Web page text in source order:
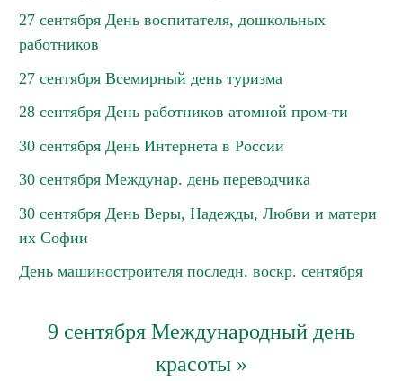
27 сентября День воспитателя, дошкольных
работников
27 сентября Всемирный день туризма
28 сентября День работников атомной пром-ти
30 сентября День Интернета в России
30 сентября Междунар. день переводчика
30 сентября День Веры, Надежды, Любви и матери
их Софии
День машиностроителя последн. воскр. сентября
9 сентября Международный день
красоты »